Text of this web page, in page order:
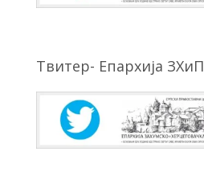
Твитер- Епархија ЗХиП